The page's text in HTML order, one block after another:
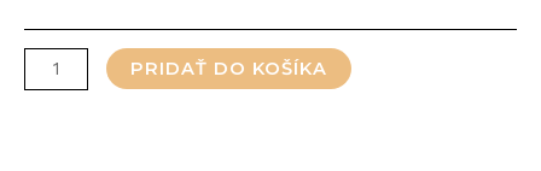
FB
X-
PRIDAŤ DO KOŠÍKA